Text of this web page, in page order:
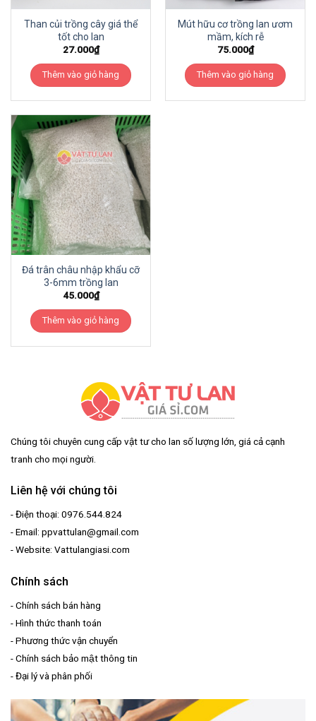
Than củi trồng cây giá thể
tốt cho lan
27.000₫
Thêm vào giỏ hàng
Mút hữu cơ trồng lan ươm
mầm, kích rễ
75.000₫
Thêm vào giỏ hàng
Đá trân châu nhập khẩu cỡ
3-6mm trồng lan
45.000₫
Thêm vào giỏ hàng
Chúng tôi chuyên cung cấp vật tư cho lan số lượng lớn, giá cả cạnh
tranh cho mọi người.
Liên hệ với chúng tôi
- Điện thoại: 0976.544.824
- Email: ppvattulan@gmail.com
- Website: Vattulangiasi.com
Chính sách
-Chính sách bán hàng
-Hình thức thanh toán
-Phương thức vận chuyển
-Chính sách bảo mật thông tin
-Đại lý và phân phối